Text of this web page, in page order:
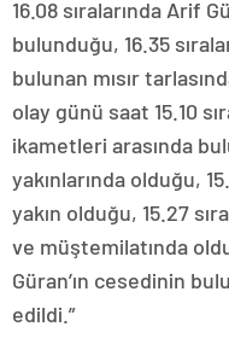
16.08 sıralarında Arif
bulunduğu, 16.35
bulunan mısır
olay günü saat 15.10
ikametleri arasında
yakınlarında olduğu,
yakın olduğu, 15.27
ve müştemilatında
Güran’ın cesedinin
edildi.”